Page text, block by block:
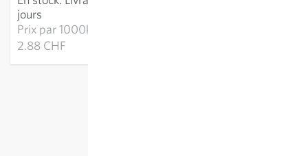
jours
Prix par1000k:
2.88 CHF